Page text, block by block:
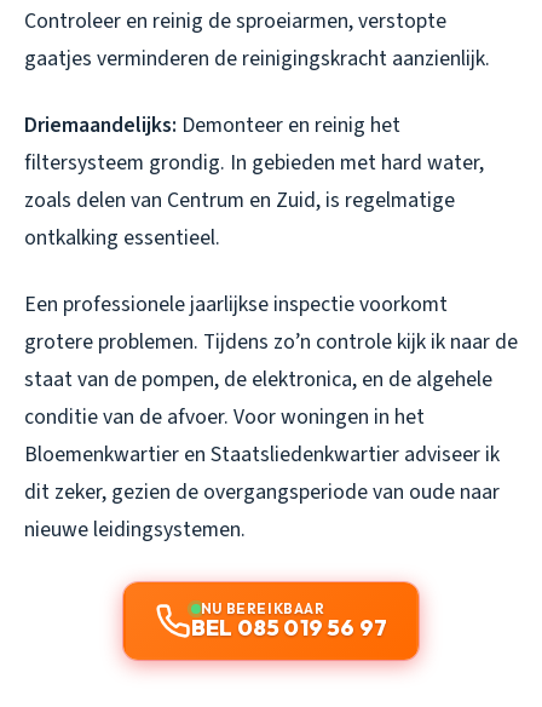
Controleer en reinig de sproeiarmen, verstopte
gaatjes verminderen de reinigingskracht aanzienlijk.
Driemaandelijks: Demonteer en reinig het
filtersysteem grondig. In gebieden met hard water,
zoals delen van Centrum en Zuid, is regelmatige
ontkalking essentieel.
Een professionele jaarlijkse inspectie voorkomt
grotere problemen. Tijdens zo’n controle kijk ik naar de
staat van de pompen, de elektronica, en de algehele
conditie van de afvoer. Voor woningen in het
Bloemenkwartier en Staatsliedenkwartier adviseer ik
dit zeker, gezien de overgangsperiode van oude naar
nieuwe leidingsystemen.
NU BEREIKBAAR
BEL 085 019 56 97